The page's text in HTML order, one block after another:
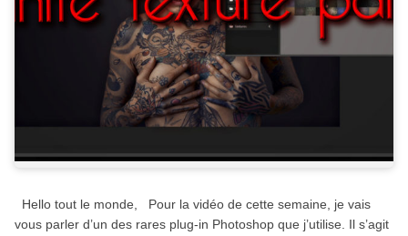
Hello tout le monde, Pour la vidéo de cette semaine, je vais
vous parler d’un des rares plug-in Photoshop que j’utilise. Il s’agit